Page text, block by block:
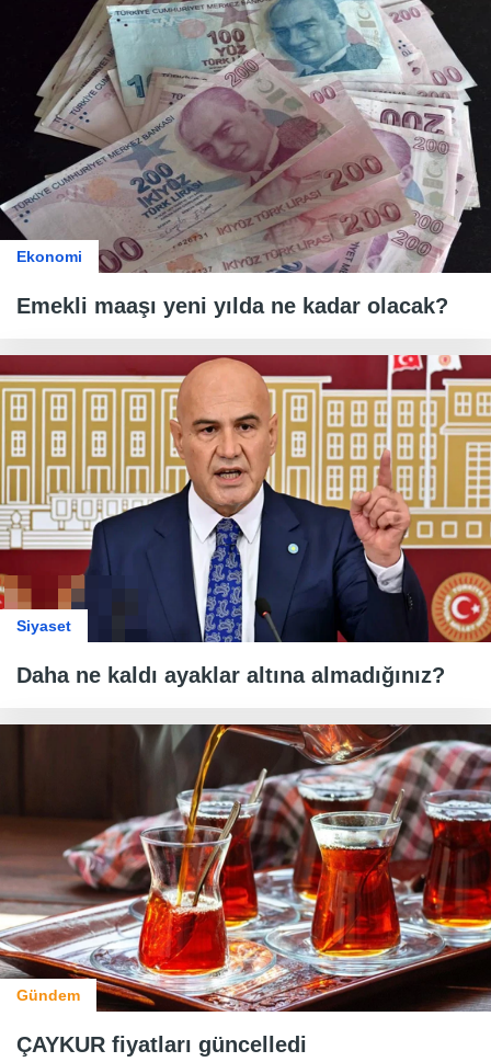
Ekonomi
Emekli maaşı yeni yılda ne kadar olacak?
Siyaset
Daha ne kaldı ayaklar altına almadığınız?
Gündem
ÇAYKUR fiyatları güncelledi